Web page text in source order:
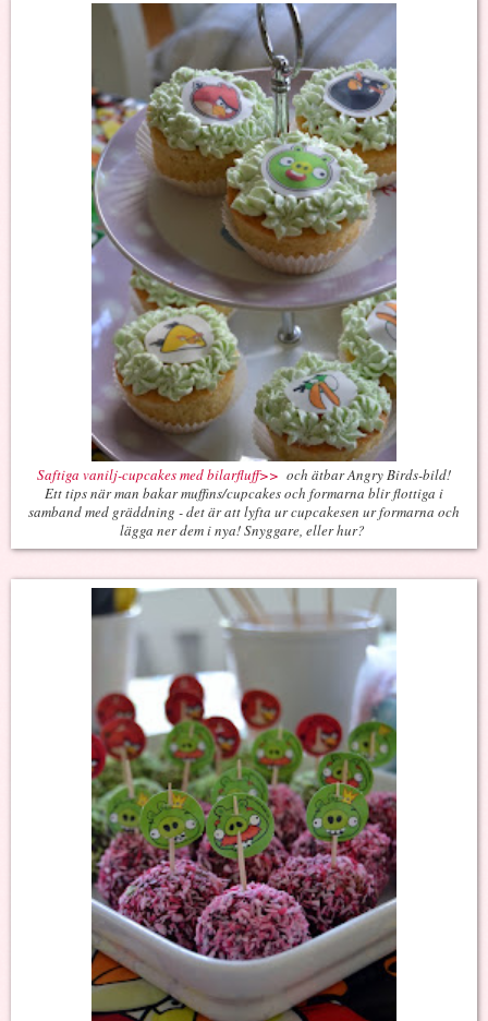
Saftiga vanilj-cupcakes med bilarfluff>> och ätbar Angry Birds-bild!
Ett tips när man bakar muffins/cupcakes och formarna blir flottiga i
samband med gräddning - det är att lyfta ur cupcakesen ur formarna och
lägga ner dem i nya! Snyggare, eller hur?